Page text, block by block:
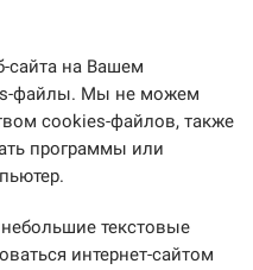
сайта на Вашем
файлы. Мы не можем
cookies-файлов, также
программы или
текстовые
интернет-сайтом